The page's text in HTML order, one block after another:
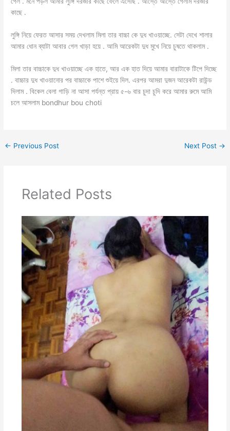
কাছে .
লুঙ্গি নিয়ে ফেরত আসার সময় দেখলাম মিলা তার বাচ্চা কে দুধ খাওয়াচ্ছে. সেটা দেখে শালার
আমার ধোন ব্যাটা আবার গেল খাড়া হয়ে . আমি আরেকটা দুধ মুখে নিয়ে চুষতে থাকলাম .
মিলা তার বাচ্চাকে দুধ খাওয়াচ্ছে এক হাতে, আর এক হাত দিয়ে আমার বারাটাকে টিপে দিচ্ছে
. বাচ্চার দুধ খাওয়ানোর পর বাচ্চাকে পাশে শুইয়ে দিল. এরপর আমরা দুজন আরেকটা রাউন্ড
দিলাম . বিকেল বেলা গাড়ি না আসা পর্যন্ত প্রায় ৫-৬ বার চুদা চুদি করে আমার রুমে আমি
চলে আসলাম bondhur bou choti
← Previous Post Next Post →
Related Posts